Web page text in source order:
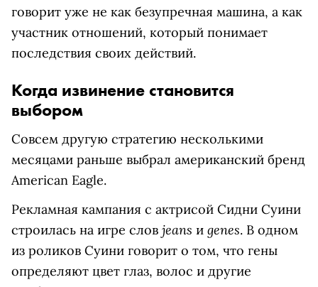
говорит уже не как безупречная машина, а как
участник отношений, который понимает
последствия своих действий.
Когда извинение становится
выбором
Совсем другую стратегию несколькими
месяцами раньше выбрал американский бренд
American Eagle.
Рекламная кампания с актрисой Сидни Суини
строилась на игре слов jeans и genes. В одном
из роликов Суини говорит о том, что гены
определяют цвет глаз, волос и другие